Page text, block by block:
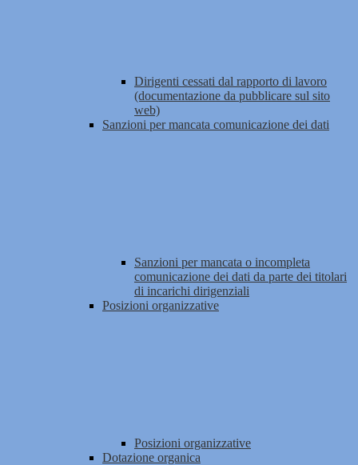
Dirigenti cessati dal rapporto di lavoro
(documentazione da pubblicare sul sito
web)
Sanzioni per mancata comunicazione dei dati
Sanzioni per mancata o incompleta
comunicazione dei dati da parte dei titolari
di incarichi dirigenziali
Posizioni organizzative
Posizioni organizzative
Dotazione organica